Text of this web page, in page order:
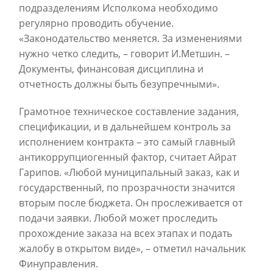
подразделениям Исполкома необходимо
регулярно проводить обучение.
«Законодательство меняется. За изменениями
нужно четко следить, – говорит И.Метшин. –
Документы, финансовая дисциплина и
отчетность должны быть безупречными».
Грамотное техническое составление задания,
спецификации, и в дальнейшем контроль за
исполнением контракта – это самый главный
антикоррупциогенный фактор, считает Айрат
Гарипов. «Любой муниципальный заказ, как и
государственный, по прозрачности значится
вторым после бюджета. Он прослеживается от
подачи заявки. Любой может проследить
прохождение заказа на всех этапах и подать
жалобу в открытом виде», – отметил начальник
Финуправления.